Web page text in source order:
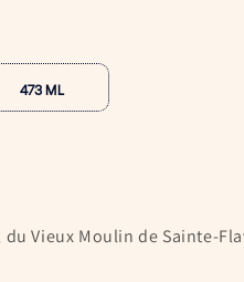
473 ML
Vieux Moulin de Sainte-